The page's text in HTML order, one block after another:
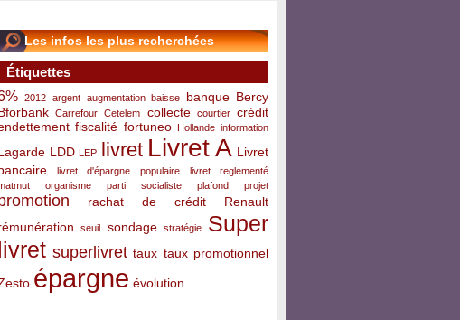
Les infos les plus recherchées
Étiquettes
2012 argent augmentation baisse banque Bercy
Carrefour Cetelem collecte courtier
crédit
fiscalité fortuneo Hollande information
LDD LEP livret Livret A Livret
livret d'épargne populaire
livret reglementé
organisme parti socialiste plafond projet
rachat de crédit
Renault
seuil sondage stratégie
Super
superlivret taux taux promotionnel
épargne évolution